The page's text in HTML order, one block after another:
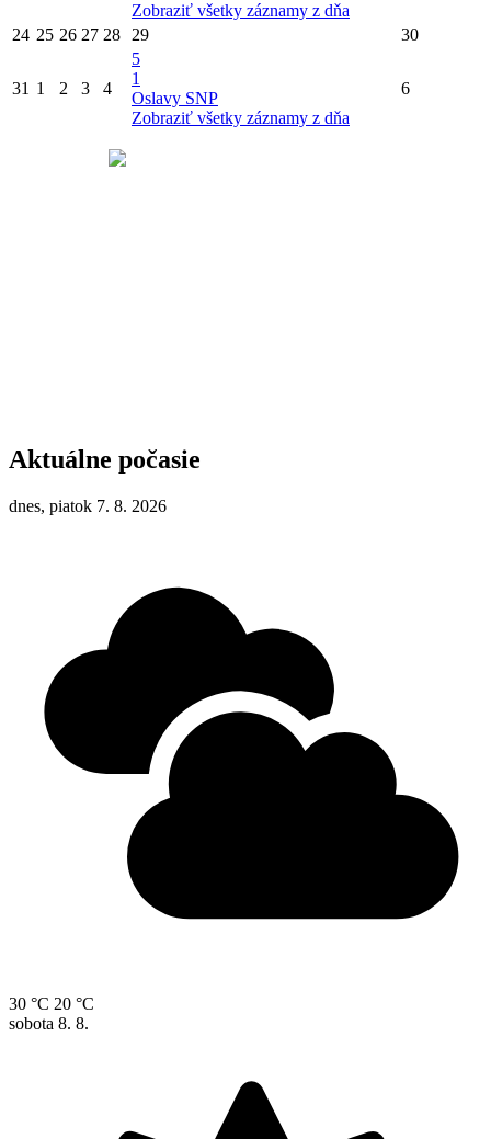
Zobraziť všetky záznamy z dňa
24 25 26 27 28 29 30
31 1 2 3 4
5
1
Oslavy SNP
Zobraziť všetky záznamy z dňa
6
Aktuálne počasie
dnes, piatok 7. 8. 2026
30 °C 20 °C
sobota 8. 8.